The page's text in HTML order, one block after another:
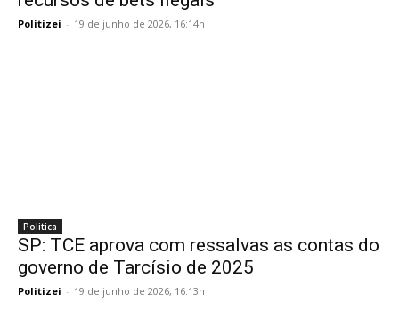
Politizei - 19 de junho de 2026, 16:14h
Politica
SP: TCE aprova com ressalvas as contas do
governo de Tarcísio de 2025
Politizei - 19 de junho de 2026, 16:13h